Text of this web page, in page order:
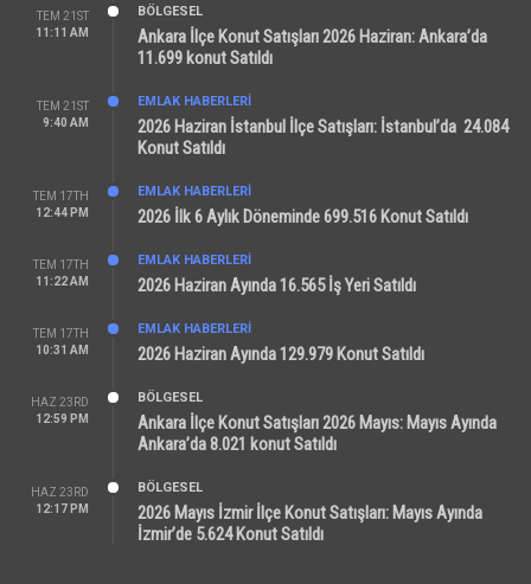
TEM 21ST
11:11 AM
BÖLGESEL
Ankara İlçe Konut Satışları 2026 Haziran: Ankara’da
11.699 konut Satıldı
TEM 21ST
9:40 AM
EMLAK HABERLERI
2026 Haziran İstanbul İlçe Satışları: İstanbul’da 24.084
Konut Satıldı
TEM 17TH
12:44 PM
EMLAK HABERLERI
2026 İlk 6 Aylık Döneminde 699.516 Konut Satıldı
TEM 17TH
11:22 AM
EMLAK HABERLERI
2026 Haziran Ayında 16.565 İş Yeri Satıldı
TEM 17TH
10:31 AM
EMLAK HABERLERI
2026 Haziran Ayında 129.979 Konut Satıldı
HAZ 23RD
12:59 PM
BÖLGESEL
Ankara İlçe Konut Satışları 2026 Mayıs: Mayıs Ayında
Ankara’da 8.021 konut Satıldı
HAZ 23RD
12:17 PM
BÖLGESEL
2026 Mayıs İzmir İlçe Konut Satışları: Mayıs Ayında
İzmir’de 5.624 Konut Satıldı